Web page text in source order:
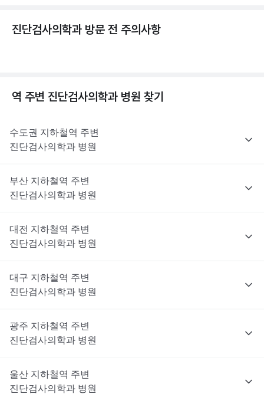
진단검사의학과 방문 전 주의사항
역 주변 진단검사의학과 병원 찾기
수도권 지하철역 주변
진단검사의학과 병원
부산 지하철역 주변
진단검사의학과 병원
대전 지하철역 주변
진단검사의학과 병원
대구 지하철역 주변
진단검사의학과 병원
광주 지하철역 주변
진단검사의학과 병원
울산 지하철역 주변
진단검사의학과 병원